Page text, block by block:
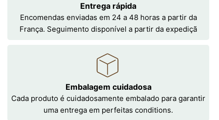
Entrega rápida
Encomendas enviadas em 24 a 48 horas a partir da
França. Seguimento disponível a partir da expediçã
Embalagem cuidadosa
Cada produto é cuidadosamente embalado para garantir
uma entrega em perfeitas conditions.